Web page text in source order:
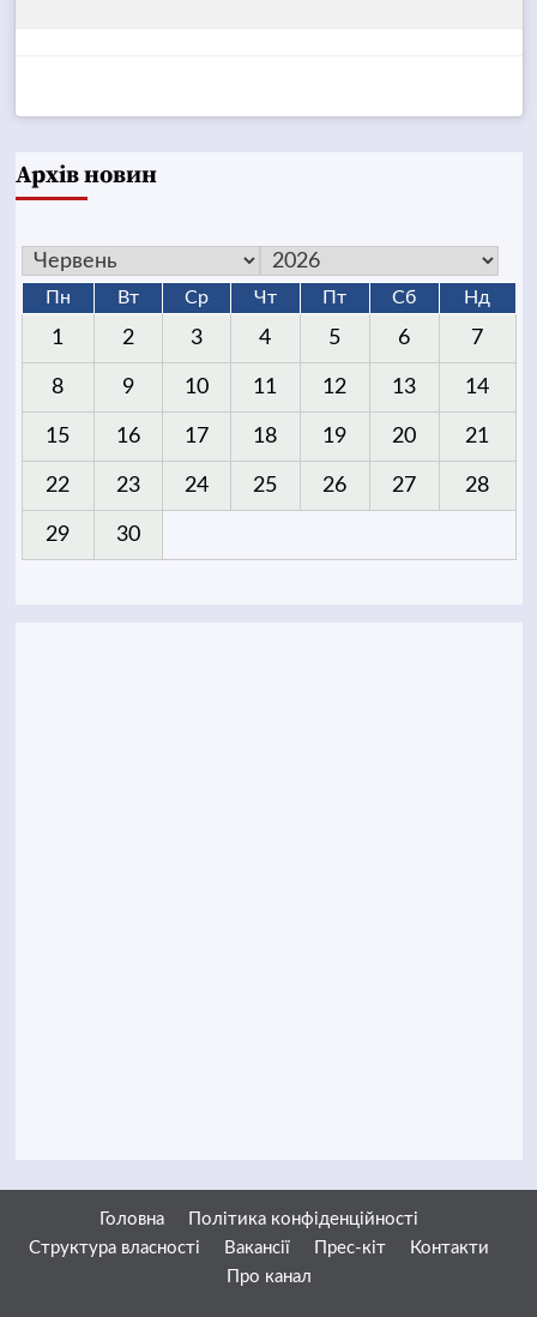
Архів новин
Пн Вт Ср Чт Пт Сб Нд
1 2 3 4 5 6 7
8 9 10 11 12 13 14
15 16 17 18 19 20 21
22 23 24 25 26 27 28
29 30
Головна
Політика конфіденційності
Структура власності
Вакансії Прес-кіт
Контакти
Про канал